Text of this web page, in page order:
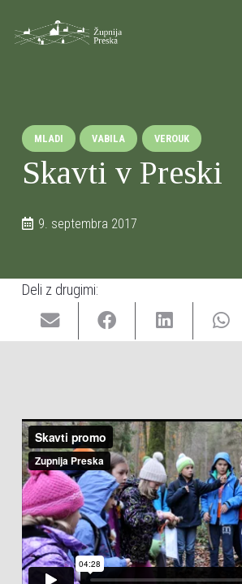
MLADI VABILA VEROUK
Skavti v Preski
9. septembra 2017
Deli z drugimi: